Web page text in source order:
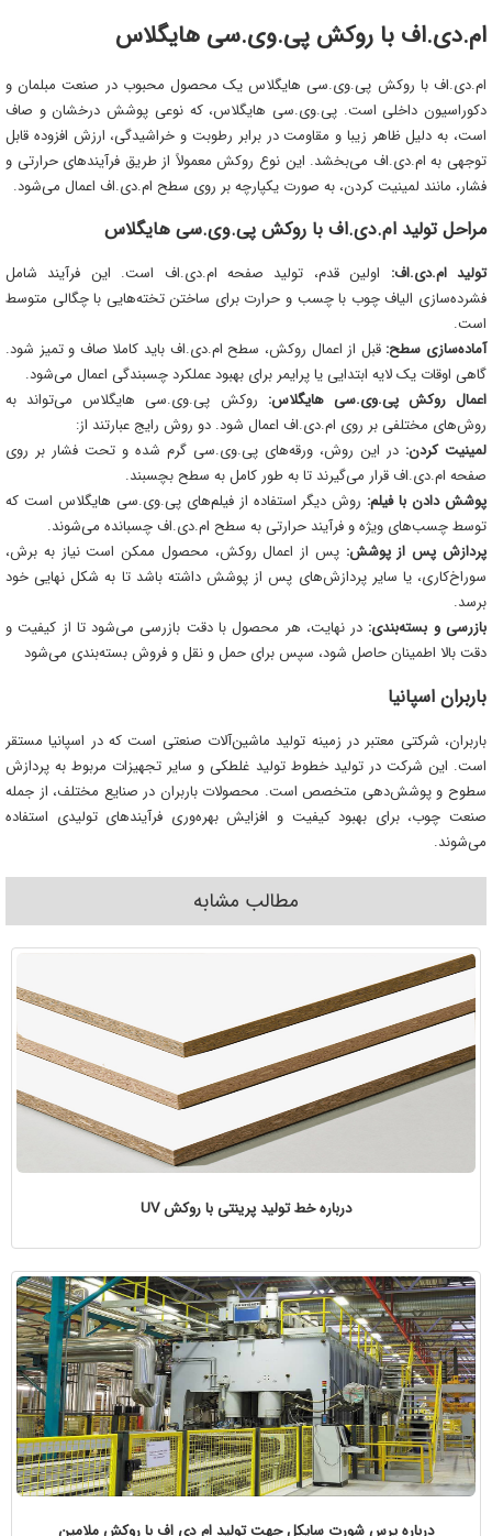
ام.دی.اف با روکش پی.وی.سی هایگلاس
ام.دی.اف با روکش پی.وی.سی هایگلاس یک محصول محبوب در صنعت مبلمان و
دکوراسیون داخلی است. پی.وی.سی هایگلاس، که نوعی پوشش درخشان و صاف
است، به دلیل ظاهر زیبا و مقاومت در برابر رطوبت و خراشیدگی، ارزش افزوده قابل
توجهی به ام.دی.اف می‌بخشد. این نوع روکش معمولاً از طریق فرآیندهای حرارتی و
فشار، مانند لمینیت کردن، به صورت یکپارچه بر روی سطح ام.دی.اف اعمال می‌شود.
مراحل تولید ام.دی.اف با روکش پی.وی.سی هایگلاس
تولید ام.دی.اف: اولین قدم، تولید صفحه ام.دی.اف است. این فرآیند شامل
فشرده‌سازی الیاف چوب با چسب و حرارت برای ساختن تخته‌هایی با چگالی متوسط
است.
آماده‌سازی سطح: قبل از اعمال روکش، سطح ام.دی.اف باید کاملا صاف و تمیز شود.
گاهی اوقات یک لایه ابتدایی یا پرایمر برای بهبود عملکرد چسبندگی اعمال می‌شود.
اعمال روکش پی.وی.سی هایگلاس: روکش پی.وی.سی هایگلاس می‌تواند به
روش‌های مختلفی بر روی ام.دی.اف اعمال شود. دو روش رایج عبارتند از:
لمینیت کردن: در این روش، ورقه‌های پی.وی.سی گرم شده و تحت فشار بر روی
صفحه ام.دی.اف قرار می‌گیرند تا به طور کامل به سطح بچسبند.
پوشش دادن با فیلم: روش دیگر استفاده از فیلم‌های پی.وی.سی هایگلاس است که
توسط چسب‌های ویژه و فرآیند حرارتی به سطح ام.دی.اف چسبانده می‌شوند.
پردازش پس از پوشش:پس از اعمال روکش، محصول ممکن است نیاز به برش،
سوراخ‌کاری، یا سایر پردازش‌های پس از پوشش داشته باشد تا به شکل نهایی خود
برسد.
بازرسی و بسته‌بندی: در نهایت، هر محصول با دقت بازرسی می‌شود تا از کیفیت و
دقت بالا اطمینان حاصل شود، سپس برای حمل و نقل و فروش بسته‌بندی می‌شود
باربران اسپانیا
باربران، شرکتی معتبر در زمینه تولید ماشین‌آلات صنعتی است که در اسپانیا مستقر
است. این شرکت در تولید خطوط تولید غلطکی و سایر تجهیزات مربوط به پردازش
سطوح و پوشش‌دهی متخصص است. محصولات باربران در صنایع مختلف، از جمله
صنعت چوب، برای بهبود کیفیت و افزایش بهره‌وری فرآیندهای تولیدی استفاده
می‌شوند.
مطالب مشابه
درباره خط تولید پرینتی با روکش UV
درباره پرس شورت سایکل جهت تولید ام دی اف با روکش ملامین